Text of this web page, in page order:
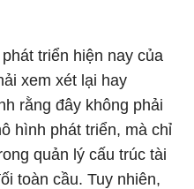
triển hiện nay của
xem xét lại hay
rằng đây không phải
hình phát triển, mà chỉ
quản lý cấu trúc tài
toàn cầu. Tuy nhiên,